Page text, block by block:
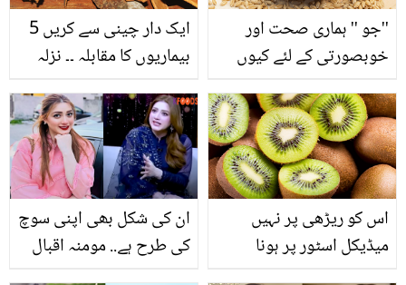
ایک دار چینی سے کریں 5
بیماریوں کا مقابلہ ۔۔ نزلہ
چینی کو کریں اس طریقے
سے استعمال
''جو '' ہماری صحت اور
خوبصورتی کے لئے کیوں
لاتعداد فوائد
ان کی شکل بھی اپنی سوچ
کی طرح ہے.. مومنہ اقبال
اس کو ریڑھی پر نہیں
میڈيکل اسٹور پر ہونا